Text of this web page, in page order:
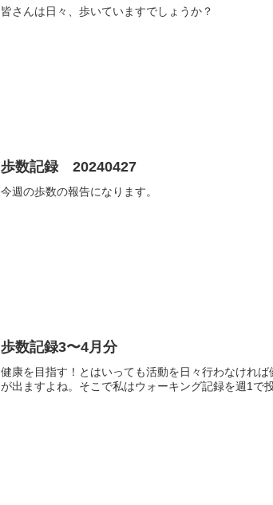
皆さんは日々、歩いていますでしょうか？
歩数記録 20240427
今週の歩数の報告になります。
歩数記録3〜4月分
健康を目指す！とはいっても活動を日々行わなけれ
が出ますよね。そこで私はウォーキング記録を週1で